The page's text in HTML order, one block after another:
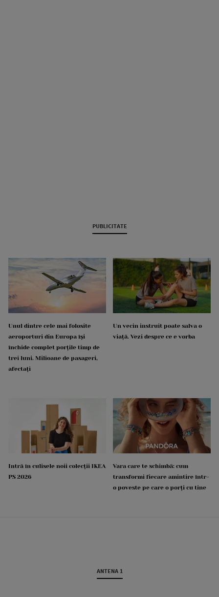
PUBLICITATE
Unul dintre cele mai folosite
aeroporturi din Europa își
închide complet porțile timp de
trei luni. Milioane de pasageri,
afectați
Un vecin instruit poate salva o
viață. Vezi despre ce e vorba
Intră în culisele noii colecții IKEA
PS 2026
Vara care te schimbă: cum
transformi fiecare amintire într-
o poveste pe care o porți cu tine
ANTENA 1